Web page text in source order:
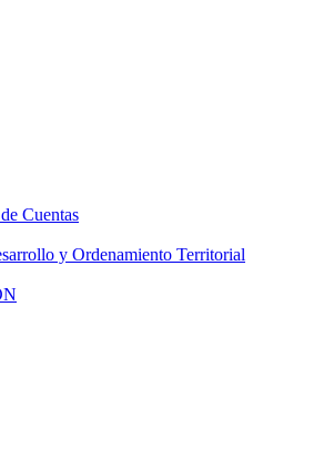
Cuentas
y Ordenamiento Territorial